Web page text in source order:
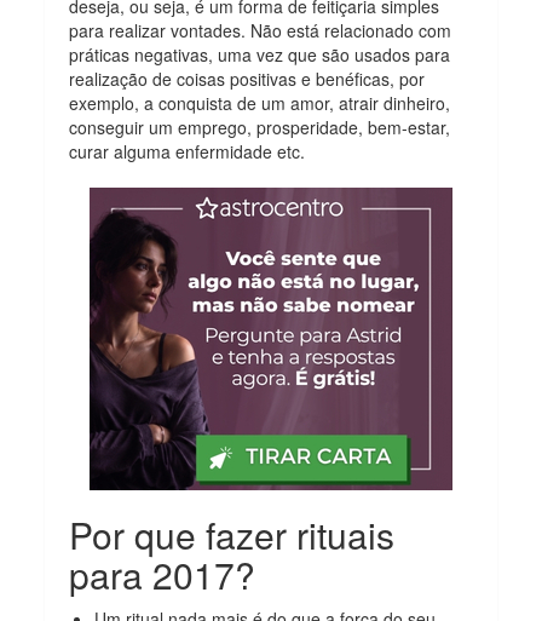
deseja, ou seja, é um forma de feitiçaria simples
para realizar vontades. Não está relacionado com
práticas negativas, uma vez que são usados para
realização de coisas positivas e benéficas, por
exemplo, a conquista de um amor, atrair dinheiro,
conseguir um emprego, prosperidade, bem-estar,
curar alguma enfermidade etc.
Por que fazer rituais
para 2017?